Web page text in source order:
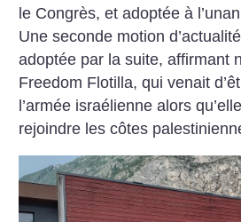
le Congrès, et adoptée à
Une seconde motion
adoptée par la suite, affirmant
Freedom Flotilla, qui venait
l’armée israélienne alors
rejoindre les côtes